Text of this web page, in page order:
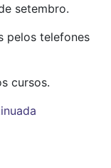
setembro.
pelos telefones
cursos.